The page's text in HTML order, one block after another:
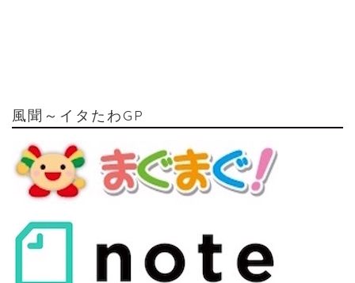
風聞～イタたわGP